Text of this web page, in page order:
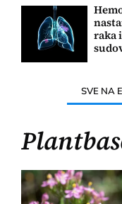
raka
SVE NA